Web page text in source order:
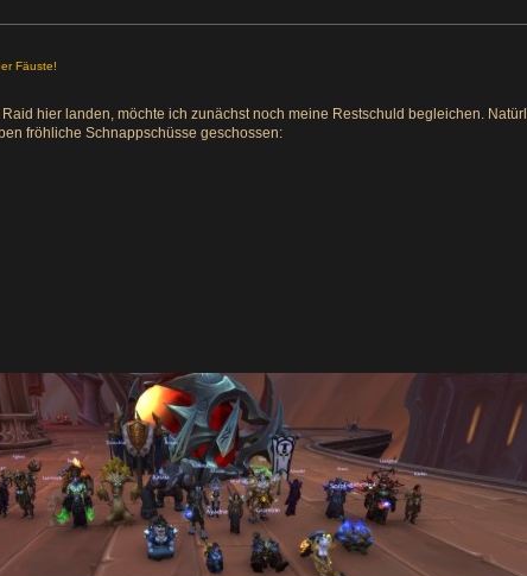
Fäuste!
hier landen, möchte ich zunächst noch meine Restschuld begleichen.
fröhliche Schnappschüsse geschossen: